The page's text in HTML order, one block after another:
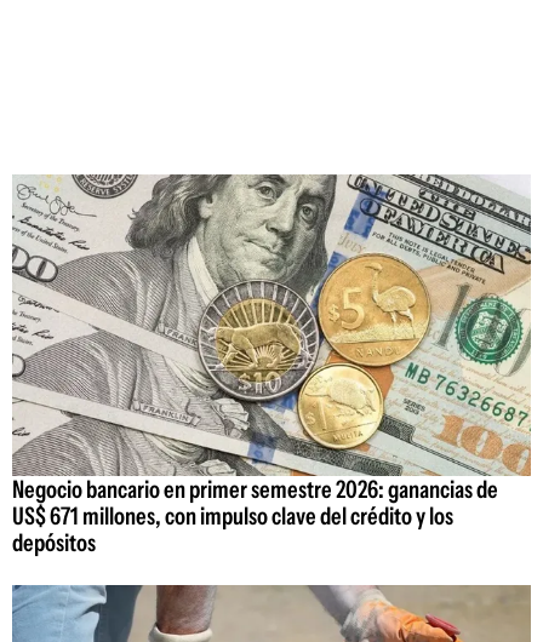
Negocio bancario en primer semestre 2026: ganancias de
US$ 671 millones, con impulso clave del crédito y los
depósitos